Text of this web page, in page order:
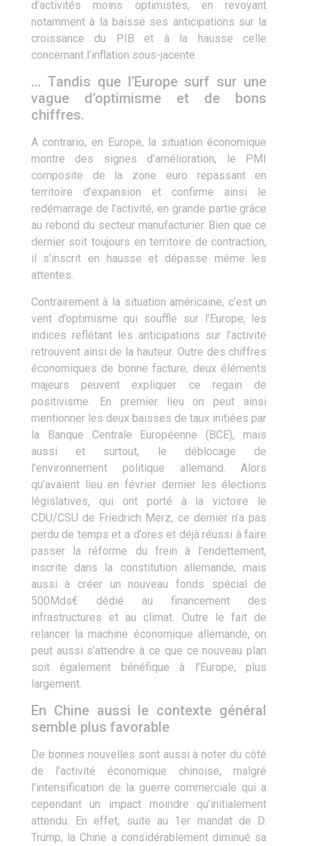
d’activités moins optimistes, en revoyant
notamment à la baisse ses anticipations sur la
croissance du PIB et à la hausse celle
concernant l’inflation sous-jacente.
… Tandis que l’Europe surf sur une
vague d’optimisme et de bons
chiffres.
A contrario, en Europe, la situation économique
montre des signes d’amélioration, le PMI
composite de la zone euro repassant en
territoire d’expansion et confirme ainsi le
redémarrage de l’activité, en grande partie grâce
au rebond du secteur manufacturier. Bien que ce
dernier soit toujours en territoire de contraction,
il s’inscrit en hausse et dépasse même les
attentes.
Contrairement à la situation américaine, c’est un
vent d’optimisme qui souffle sur l’Europe, les
indices reflétant les anticipations sur l’activité
retrouvent ainsi de la hauteur. Outre des chiffres
économiques de bonne facture, deux éléments
majeurs peuvent expliquer ce regain de
positivisme. En premier lieu on peut ainsi
mentionner les deux baisses de taux initiées par
la Banque Centrale Européenne (BCE), mais
aussi et surtout, le déblocage de
l’environnement politique allemand. Alors
qu’avaient lieu en février dernier les élections
législatives, qui ont porté à la victoire le
CDU/CSU de Friedrich Merz, ce dernier n’a pas
perdu de temps et a d’ores et déjà réussi à faire
passer la réforme du frein à l’endettement,
inscrite dans la constitution allemande, mais
aussi à créer un nouveau fonds spécial de
500Mds€ dédié au financement des
infrastructures et au climat. Outre le fait de
relancer la machine économique allemande, on
peut aussi s’attendre à ce que ce nouveau plan
soit également bénéfique à l’Europe, plus
largement.
En Chine aussi le contexte général
semble plus favorable
De bonnes nouvelles sont aussi à noter du côté
de l’activité économique chinoise, malgré
l’intensification de la guerre commerciale qui a
cependant un impact moindre qu’initialement
attendu. En effet, suite au 1er mandat de D.
Trump, la Chine a considérablement diminué sa